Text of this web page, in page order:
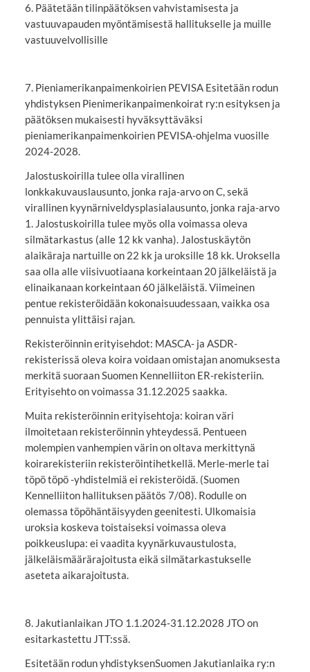
6. Päätetään tilinpäätöksen vahvistamisesta ja
vastuuvapauden myöntämisestä hallitukselle ja muille
vastuuvelvollisille
7. Pieniamerikanpaimenkoirien PEVISA Esitetään rodun
yhdistyksen Pienimerikanpaimenkoirat ry:n esityksen ja
päätöksen mukaisesti hyväksyttäväksi
pieniamerikanpaimenkoirien PEVISA-ohjelma vuosille
2024-2028.
Jalostuskoirilla tulee olla virallinen
lonkkakuvauslausunto, jonka raja-arvo on C, sekä
virallinen kyynärniveldysplasialausunto, jonka raja-arvo
1. Jalostuskoirilla tulee myös olla voimassa oleva
silmätarkastus (alle 12 kk vanha). Jalostuskäytön
alaikäraja nartuille on 22 kk ja uroksille 18 kk. Uroksella
saa olla alle viisivuotiaana korkeintaan 20 jälkeläistä ja
elinaikanaan korkeintaan 60 jälkeläistä. Viimeinen
pentue rekisteröidään kokonaisuudessaan, vaikka osa
pennuista ylittäisi rajan.
Rekisteröinnin erityisehdot: MASCA- ja ASDR-
rekisterissä oleva koira voidaan omistajan anomuksesta
merkitä suoraan Suomen Kennelliiton ER-rekisteriin.
Erityisehto on voimassa 31.12.2025 saakka.
Muita rekisteröinnin erityisehtoja: koiran väri
ilmoitetaan rekisteröinnin yhteydessä. Pentueen
molempien vanhempien värin on oltava merkittynä
koirarekisteriin rekisteröintihetkellä. Merle-merle tai
töpö töpö -yhdistelmiä ei rekisteröidä. (Suomen
Kennelliiton hallituksen päätös 7/08). Rodulle on
olemassa töpöhäntäisyyden geenitesti. Ulkomaisia
uroksia koskeva toistaiseksi voimassa oleva
poikkeuslupa: ei vaadita kyynärkuvaustulosta,
jälkeläismäärärajoitusta eikä silmätarkastukselle
aseteta aikarajoitusta.
8. Jakutianlaikan JTO 1.1.2024-31.12.2028 JTO on
esitarkastettu JTT:ssä.
Esitetään rodun yhdistyksenSuomen Jakutianlaika ry:n